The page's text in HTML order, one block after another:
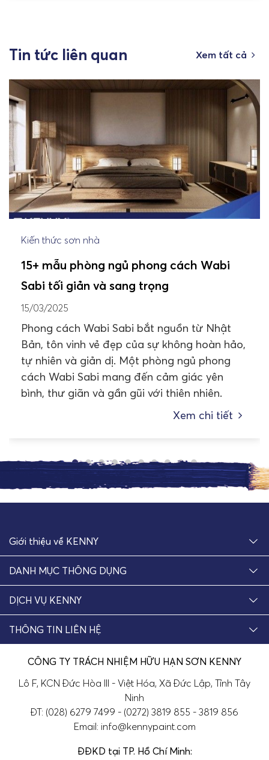
Tin tức liên quan Xem tất cả
Kiến thức sơn nhà
15+ mẫu phòng ngủ phong cách Wabi
Sabi tối giản và sang trọng
15/03/2025
Phong cách Wabi Sabi bắt nguồn từ Nhật
Bản, tôn vinh vẻ đẹp của sự không hoàn hảo,
tự nhiên và giản dị. Một phòng ngủ phong
cách Wabi Sabi mang đến cảm giác yên
bình, thư giãn và gần gũi với thiên nhiên.
Xem chi tiết
Giới thiệu về KENNY
DANH MỤC THÔNG DỤNG
DỊCH VỤ KENNY
THÔNG TIN LIÊN HỆ
CÔNG TY TRÁCH NHIỆM HỮU HẠN SƠN KENNY
Lô F, KCN Đức Hòa III - Việt Hóa, Xã Đức Lập, Tỉnh Tây
Ninh
ĐT: (028) 6279 7499 - (0272) 3819 855 - 3819 856
Email: info@kennypaint.com
ĐĐKD tại TP. Hồ Chí Minh: